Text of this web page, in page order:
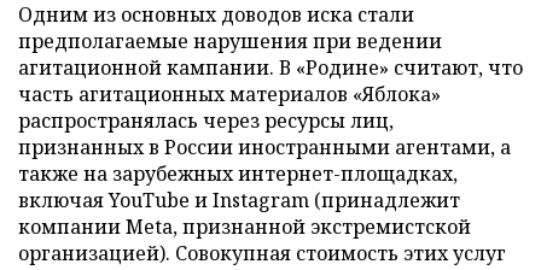
Одним из основных доводов иска стали
предполагаемые нарушения при ведении
агитационной кампании. В «Родине» считают, что
часть агитационных материалов «Яблока»
распространялась через ресурсы лиц,
признанных в России иностранными агентами, а
также на зарубежных интернет-площадках,
включая YouTube и Instagram (принадлежит
компании Meta, признанной экстремистской
организацией). Совокупная стоимость этих услуг